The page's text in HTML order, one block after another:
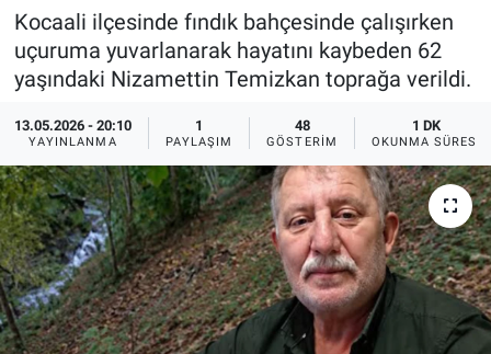
Kocaali ilçesinde fındık bahçesinde çalışırken
uçuruma yuvarlanarak hayatını kaybeden 62
yaşındaki Nizamettin Temizkan toprağa verildi.
13.05.2026 - 20:10
YAYINLANMA
1
PAYLAŞIM
48
GÖSTERIM
1 DK
OKUNMA SÜRESI